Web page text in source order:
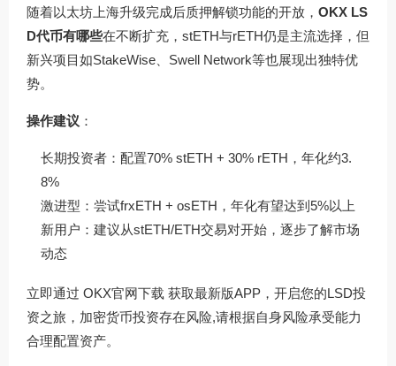
随着以太坊上海升级完成后质押解锁功能的开放， OKX LS
D代币有哪些在不断扩充，stETH与rETH仍是主流选择，但
新兴项目如StakeWise、Swell Network等也展现出独特优
势。
操作建议 ：
长期投资者：配置70% stETH + 30% rETH，年化约3.
8%
激进型：尝试frxETH + osETH，年化有望达到5%以上
新用户：建议从stETH/ETH交易对开始，逐步了解市场
动态
立即通过 OKX官网下载 获取最新版APP，开启您的LSD投
资之旅，加密货币投资存在风险,请根据自身风险承受能力
合理配置资产。